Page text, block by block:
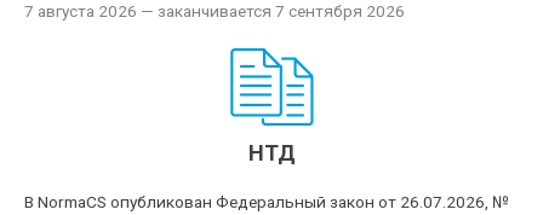
7 августа 2026 — заканчивается 7 сентября 2026
НТД
В NormaCS опубликован Федеральный закон от 26.07.2026, №